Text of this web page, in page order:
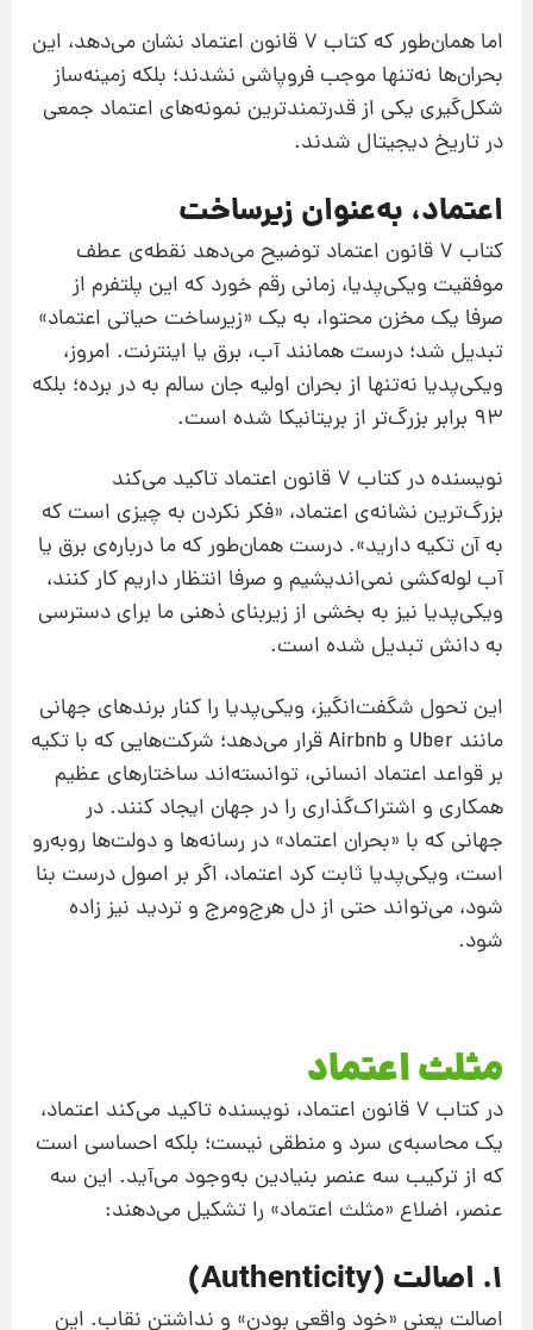
اما همان‌طور که کتاب 7 قانون اعتماد نشان می‌دهد، این
بحران‌ها نه‌تنها موجب فروپاشی نشدند؛ بلکه زمینه‌ساز
شکل‌گیری یکی از قدرتمندترین نمونه‌های اعتماد جمعی
در تاریخ دیجیتال شدند.
اعتماد، به‌عنوان زیرساخت
کتاب 7 قانون اعتماد توضیح می‌دهد نقطه‌ی عطف
موفقیت ویکی‌پدیا، زمانی رقم خورد که این پلتفرم از
صرفا یک مخزن محتوا، به یک «زیرساخت حیاتی اعتماد»
تبدیل شد؛ درست همانند آب، برق یا اینترنت. امروز،
ویکی‌پدیا نه‌تنها از بحران اولیه جان سالم به در برده؛ بلکه
۹۳ برابر بزرگ‌تر از بریتانیکا شده است.
نویسنده در کتاب 7 قانون اعتماد تاکید می‌کند
بزرگ‌ترین نشانه‌ی اعتماد، «فکر نکردن به چیزی است که
به آن تکیه دارید». درست همان‌طور که ما درباره‌ی برق یا
آب لوله‌کشی نمی‌اندیشیم و صرفا انتظار داریم کار کنند،
ویکی‌پدیا نیز به بخشی از زیربنای ذهنی ما برای دسترسی
به دانش تبدیل شده است.
این تحول شگفت‌انگیز، ویکی‌پدیا را کنار برندهای جهانی
مانند Uber و Airbnb قرار می‌دهد؛ شرکت‌هایی که با تکیه
بر قواعد اعتماد انسانی، توانسته‌اند ساختارهای عظیم
همکاری و اشتراک‌گذاری را در جهان ایجاد کنند. در
جهانی که با «بحران اعتماد» در رسانه‌ها و دولت‌ها روبه‌رو
است، ویکی‌پدیا ثابت کرد اعتماد، اگر بر اصول درست بنا
شود، می‌تواند حتی از دل هرج‌ومرج و تردید نیز زاده
شود.
مثلث اعتماد
در کتاب 7 قانون اعتماد، نویسنده تاکید می‌کند اعتماد،
یک محاسبه‌ی سرد و منطقی نیست؛ بلکه احساسی است
که از ترکیب سه عنصر بنیادین به‌وجود می‌آید. این سه
عنصر، اضلاع «مثلث اعتماد» را تشکیل می‌دهند:
۱. اصالت (Authenticity)
اصالت یعنی «خود واقعی بودن» و نداشتن نقاب. این